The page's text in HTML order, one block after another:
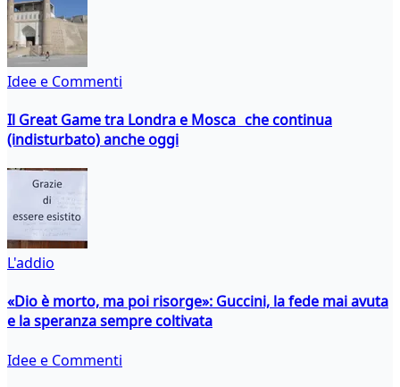
Idee e Commenti
Il Great Game tra Londra e Mosca che continua
(indisturbato) anche oggi
L'addio
«Dio è morto, ma poi risorge»: Guccini, la fede mai avuta
e la speranza sempre coltivata
Idee e Commenti